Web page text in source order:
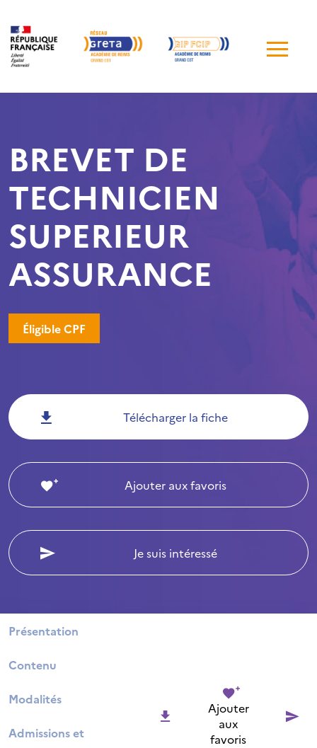
de
BREVET DE
TECHNICIEN
SUPERIEUR
ASSURANCE
Éligible CPF
Télécharger la fiche
Ajouter aux favoris
Je suis intéressé
Présentation
Contenu
Modalités
Admissions et
Ajouter
aux
favoris